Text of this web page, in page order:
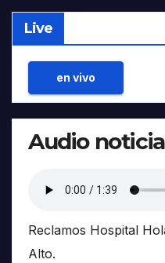
Live
en vivo
Audio noticia
Reclamos Hospital
Alto.